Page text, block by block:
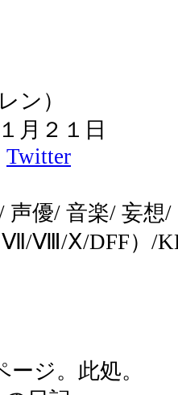
）
２１日
Twitter
優/ 音楽/ 妄想/
Ⅷ/Ⅹ/DFF）/
ジ。此処。